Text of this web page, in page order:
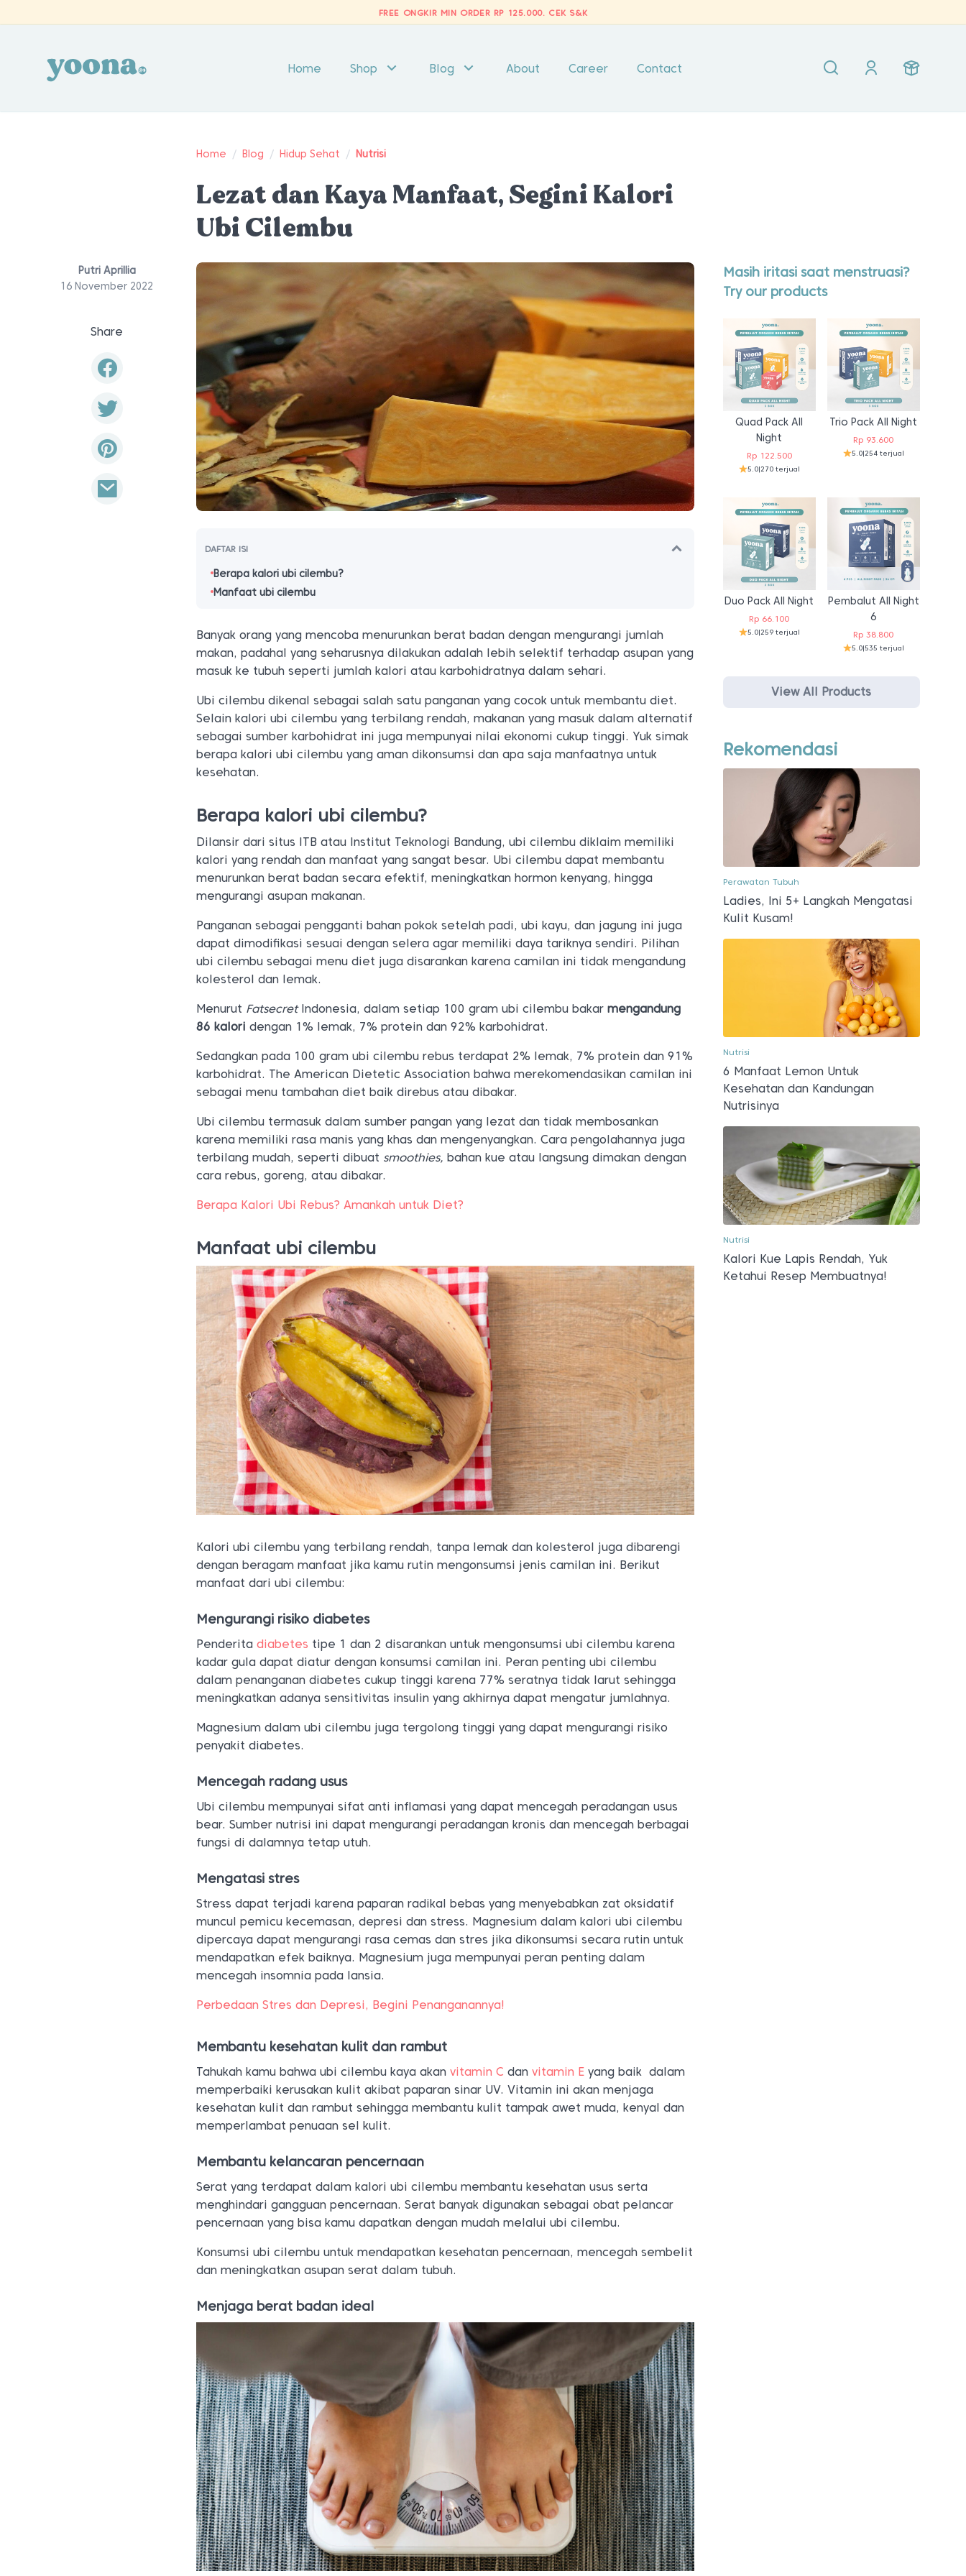
FREE ONGKIR MIN ORDER RP 125.000. CEK S&K
Home Shop Blog About Career Contact
Home / Blog / Hidup Sehat / Nutrisi
Lezat dan Kaya Manfaat, Segini Kalori
Ubi Cilembu
Putri Aprillia
16 November 2022
Share
DAFTAR ISI
Berapa kalori ubi cilembu?
Manfaat ubi cilembu
Banyak orang yang mencoba menurunkan berat badan dengan mengurangi jumlah
makan, padahal yang seharusnya dilakukan adalah lebih selektif terhadap asupan yang
masuk ke tubuh seperti jumlah kalori atau karbohidratnya dalam sehari.
Ubi cilembu dikenal sebagai salah satu panganan yang cocok untuk membantu diet.
Selain kalori ubi cilembu yang terbilang rendah, makanan yang masuk dalam alternatif
sebagai sumber karbohidrat ini juga mempunyai nilai ekonomi cukup tinggi. Yuk simak
berapa kalori ubi cilembu yang aman dikonsumsi dan apa saja manfaatnya untuk
kesehatan.
Berapa kalori ubi cilembu?
Dilansir dari situs ITB atau Institut Teknologi Bandung, ubi cilembu diklaim memiliki
kalori yang rendah dan manfaat yang sangat besar. Ubi cilembu dapat membantu
menurunkan berat badan secara efektif, meningkatkan hormon kenyang, hingga
mengurangi asupan makanan.
Panganan sebagai pengganti bahan pokok setelah padi, ubi kayu, dan jagung ini juga
dapat dimodifikasi sesuai dengan selera agar memiliki daya tariknya sendiri. Pilihan
ubi cilembu sebagai menu diet juga disarankan karena camilan ini tidak mengandung
kolesterol dan lemak.
Menurut FatsecretIndonesia, dalam setiap 100 gram ubi cilembu bakarmengandung
86 kalori dengan 1% lemak, 7% protein dan 92% karbohidrat.
Sedangkan pada 100 gram ubi cilembu rebus terdapat 2% lemak, 7% protein dan 91%
karbohidrat. The American Dietetic Association bahwa merekomendasikan camilan ini
sebagai menu tambahan diet baik direbus atau dibakar.
Ubi cilembu termasuk dalam sumber pangan yang lezat dan tidak membosankan
karena memiliki rasa manis yang khas dan mengenyangkan. Cara pengolahannya juga
terbilang mudah, seperti dibuat smoothies, bahan kue atau langsung dimakan dengan
cara rebus, goreng, atau dibakar.
Berapa Kalori Ubi Rebus? Amankah untuk Diet?
Manfaat ubi cilembu
Kalori ubi cilembu yang terbilang rendah, tanpa lemak dan kolesterol juga dibarengi
dengan beragam manfaat jika kamu rutin mengonsumsi jenis camilan ini. Berikut
manfaat dari ubi cilembu:
Mengurangi risiko diabetes
Penderitadiabetes tipe 1 dan 2 disarankan untuk mengonsumsi ubi cilembu karena
kadar gula dapat diatur dengan konsumsi camilan ini. Peran penting ubi cilembu
dalam penanganan diabetes cukup tinggi karena 77% seratnya tidak larut sehingga
meningkatkan adanya sensitivitas insulin yang akhirnya dapat mengatur jumlahnya.
Magnesium dalam ubi cilembu juga tergolong tinggi yang dapat mengurangi risiko
penyakit diabetes.
Mencegah radang usus
Ubi cilembu mempunyai sifat anti inflamasi yang dapat mencegah peradangan usus
bear. Sumber nutrisi ini dapat mengurangi peradangan kronis dan mencegah berbagai
fungsi di dalamnya tetap utuh.
Mengatasi stres
Stress dapat terjadi karena paparan radikal bebas yang menyebabkan zat oksidatif
muncul pemicu kecemasan, depresi dan stress. Magnesium dalam kalori ubi cilembu
dipercaya dapat mengurangi rasa cemas dan stres jika dikonsumsi secara rutin untuk
mendapatkan efek baiknya. Magnesium juga mempunyai peran penting dalam
mencegah insomnia pada lansia.
Perbedaan Stres dan Depresi, Begini Penanganannya!
Membantu kesehatan kulit dan rambut
Tahukah kamu bahwa ubi cilembu kaya akanvitamin C danvitamin E yang baik dalam
memperbaiki kerusakan kulit akibat paparan sinar UV. Vitamin ini akan menjaga
kesehatan kulit dan rambut sehingga membantu kulit tampak awet muda, kenyal dan
memperlambat penuaan sel kulit.
Membantu kelancaran pencernaan
Serat yang terdapat dalam kalori ubi cilembu membantu kesehatan usus serta
menghindari gangguan pencernaan. Serat banyak digunakan sebagai obat pelancar
pencernaan yang bisa kamu dapatkan dengan mudah melalui ubi cilembu.
Konsumsi ubi cilembu untuk mendapatkan kesehatan pencernaan, mencegah sembelit
dan meningkatkan asupan serat dalam tubuh.
Menjaga berat badan ideal
Masih iritasi saat menstruasi?
Try our products
Quad Pack All
Night
Rp122.500
5.0|270 terjual
Trio Pack All Night
Rp 93.600
5.0|254 terjual
Duo Pack All Night
Rp 66.100
5.0|259 terjual
Pembalut All Night
6
Rp 38.800
5.0|535 terjual
View All Products
Rekomendasi
Perawatan Tubuh
Ladies, Ini 5+ Langkah Mengatasi
Kulit Kusam!
Nutrisi
6 Manfaat Lemon Untuk
Kesehatan dan Kandungan
Nutrisinya
Nutrisi
Kalori Kue Lapis Rendah, Yuk
Ketahui Resep Membuatnya!